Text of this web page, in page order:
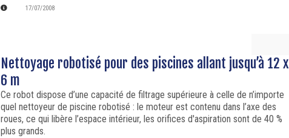
17/07/2008
Nettoyage robotisé pour des piscines allant jusqu’à 12 x
6 m
Ce robot dispose d’une capacité de filtrage supérieure à celle de n’importe
quel nettoyeur de piscine robotisé : le moteur est contenu dans l’axe des
roues, ce qui libère l’espace intérieur, les orifices d'aspiration sont de 40 %
plus grands.